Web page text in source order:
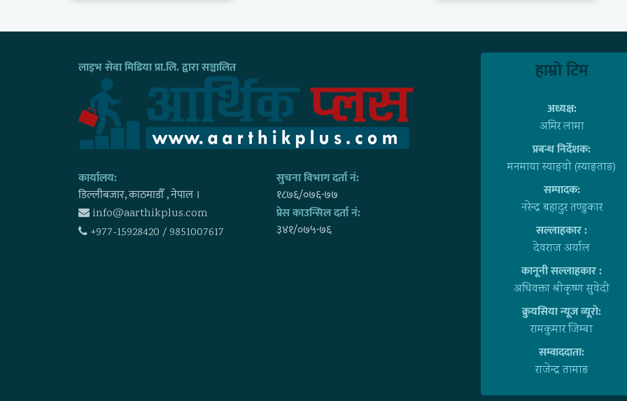
लाइभ सेवा मिडिया प्रा.लि. द्वारा सञ्चालित
कार्यालय:
डिल्लीबजार, काठमाडाैँ , नेपाल ।
info@aarthikplus.com
+977-15928420 / 9851007617
सुचना विभाग दर्ता नं:
१८७६/०७६-७७
प्रेस काउन्सिल दर्ता नं:
३४१/०७५-७६
हाम्राे टिम
अध्यक्ष:
अमिर लामा
प्रबन्ध निर्देशक:
मनमाया स्याङ्वाे (स्याङ्ताङ)
सम्पादक:
नरेन्द्र बहादुर तण्डुकार
सल्लाहकार :
देवराज अर्याल
कानूनी सल्लाहकार :
अधिवक्ता श्रीकृष्ण सुवेदी
क्रुयसिया न्यूज व्यूराे:
रामकुमार जिम्बा
सम्वाददाता:
राजेन्द्र तामाङ